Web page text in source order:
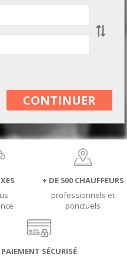
CONTINUER
+ DE 500 CHAUFFEURS
professionnels et
ponctuels
PAIEMENT SÉCURISÉ